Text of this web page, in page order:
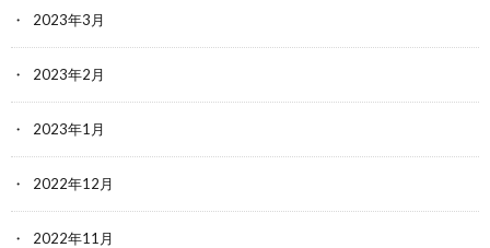
2023年3月
2023年2月
2023年1月
2022年12月
2022年11月